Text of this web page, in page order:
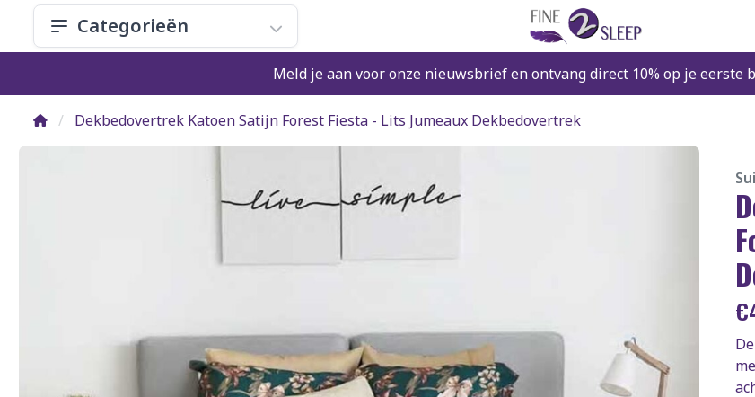
Categorieën
Meld je aan voor onze nieuwsbrief en ontvang direct 10% op je eerste
Dekbedovertrek Katoen Satijn Forest Fiesta - Lits Jumeaux Dekbedovertrek
€